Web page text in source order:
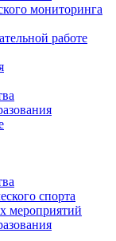
мониторинга
работе
спорта
мероприятий